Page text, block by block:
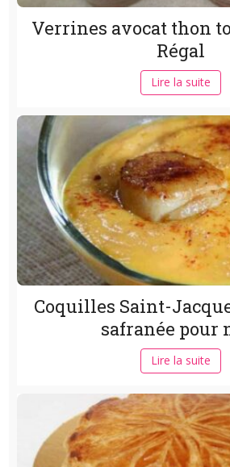
Verrines avocat thon
Régal
Lire la suite
Coquilles Saint-
safranée pour
Lire la suite